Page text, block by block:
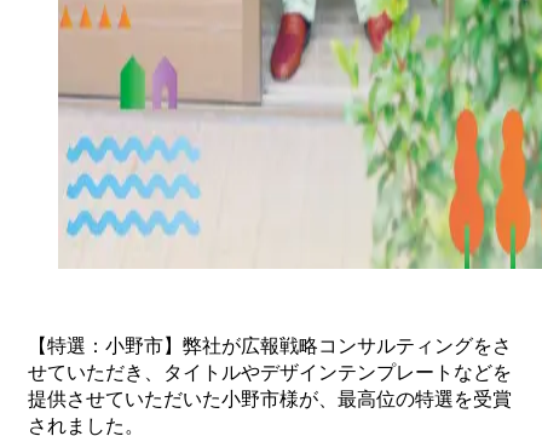
【特選：小野市】弊社が広報戦略コンサルティングをさ
せていただき、タイトルやデザインテンプレートなどを
提供させていただいた小野市様が、最高位の特選を受賞
されました。